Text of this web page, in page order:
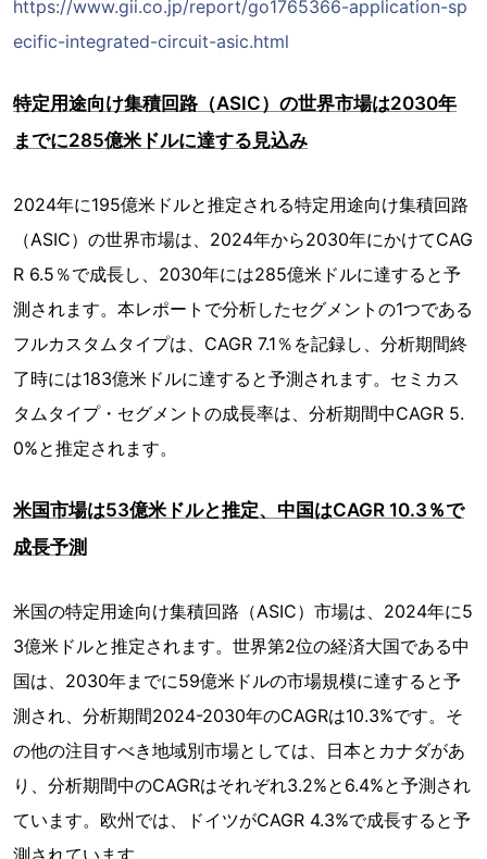
https://www.gii.co.jp/report/go1765366-application-sp
ecific-integrated-circuit-asic.html
特定用途向け集積回路（ASIC）の世界市場は2030年
までに285億米ドルに達する見込み
2024年に195億米ドルと推定される特定用途向け集積回路
（ASIC）の世界市場は、2024年から2030年にかけてCAG
R 6.5％で成長し、2030年には285億米ドルに達すると予
測されます。本レポートで分析したセグメントの1つである
フルカスタムタイプは、CAGR 7.1％を記録し、分析期間終
了時には183億米ドルに達すると予測されます。セミカス
タムタイプ・セグメントの成長率は、分析期間中CAGR 5.
0%と推定されます。
米国市場は53億米ドルと推定、中国はCAGR 10.3％で
成長予測
米国の特定用途向け集積回路（ASIC）市場は、2024年に5
3億米ドルと推定されます。世界第2位の経済大国である中
国は、2030年までに59億米ドルの市場規模に達すると予
測され、分析期間2024-2030年のCAGRは10.3%です。そ
の他の注目すべき地域別市場としては、日本とカナダがあ
り、分析期間中のCAGRはそれぞれ3.2%と6.4%と予測され
ています。欧州では、ドイツがCAGR 4.3%で成長すると予